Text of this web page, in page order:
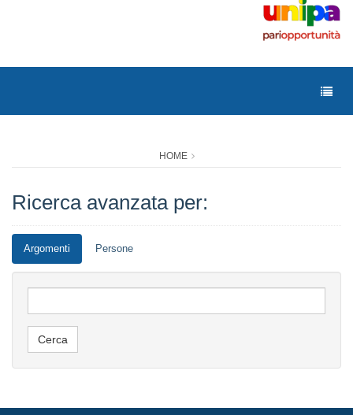
HOME
Ricerca avanzata per:
Argomenti Persone